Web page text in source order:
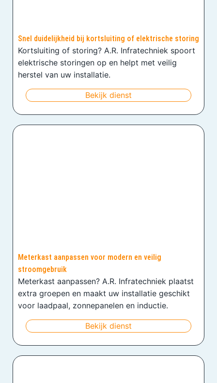
Snel duidelijkheid bij kortsluiting of elektrische storing
Kortsluiting of storing? A.R. Infratechniek spoort
elektrische storingen op en helpt met veilig
herstel van uw installatie.
Bekijk dienst
Meterkast aanpassen voor modern en veilig
stroomgebruik
Meterkast aanpassen? A.R. Infratechniek plaatst
extra groepen en maakt uw installatie geschikt
voor laadpaal, zonnepanelen en inductie.
Bekijk dienst